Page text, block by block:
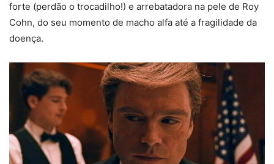
forte (perdão o trocadilho!) e arrebatadora na pele de Roy
Cohn, do seu momento de macho alfa até a fragilidade da
doença.